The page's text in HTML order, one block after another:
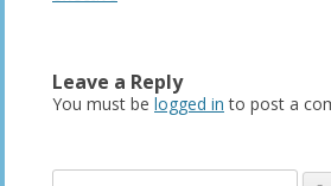
Leave a Reply
You must be logged in to post a